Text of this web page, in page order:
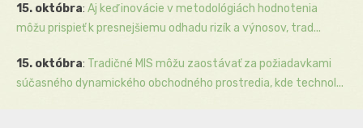
15. októbra: Aj keď inovácie v metodológiách hodnotenia
môžu prispieť k presnejšiemu odhadu rizík a výnosov, trad...
15. októbra: Tradičné MIS môžu zaostávať za požiadavkami
súčasného dynamického obchodného prostredia, kde technol...